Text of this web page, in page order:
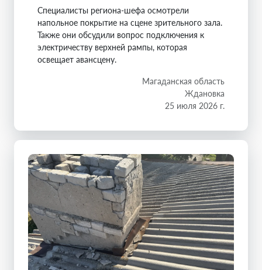
Специалисты региона-шефа осмотрели
напольное покрытие на сцене зрительного зала.
Также они обсудили вопрос подключения к
электричеству верхней рампы, которая
освещает авансцену.
Магаданская область
Ждановка
25 июля 2026 г.